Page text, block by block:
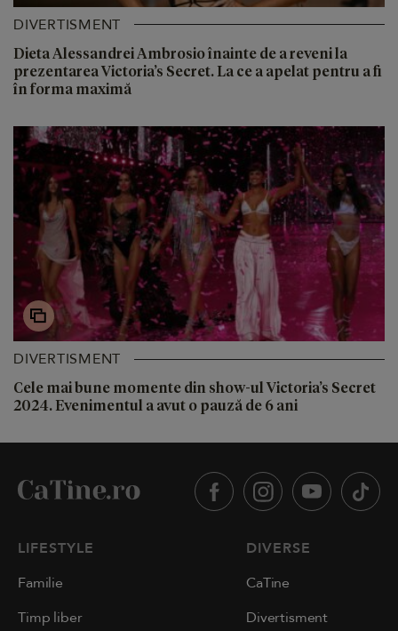
DIVERTISMENT
Dieta Alessandrei Ambrosio înainte de a reveni la
prezentarea Victoria’s Secret. La ce a apelat pentru a fi
în forma maximă
DIVERTISMENT
Cele mai bune momente din show-ul Victoria’s Secret
2024. Evenimentul a avut o pauză de 6 ani
LIFESTYLE
Familie
Timp liber
DIVERSE
CaTine
Divertisment